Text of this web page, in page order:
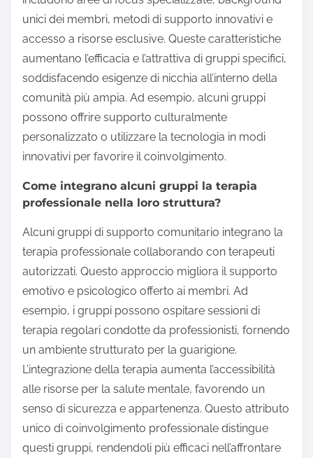
unici dei membri, metodi di supporto innovativi e
accesso a risorse esclusive. Queste caratteristiche
aumentano l’efficacia e l’attrattiva di gruppi specifici,
soddisfacendo esigenze di nicchia all’interno della
comunità più ampia. Ad esempio, alcuni gruppi
possono offrire supporto culturalmente
personalizzato o utilizzare la tecnologia in modi
innovativi per favorire il coinvolgimento.
Come integrano alcuni gruppi la terapia
professionale nella loro struttura?
Alcuni gruppi di supporto comunitario integrano la
terapia professionale collaborando con terapeuti
autorizzati. Questo approccio migliora il supporto
emotivo e psicologico offerto ai membri. Ad
esempio, i gruppi possono ospitare sessioni di
terapia regolari condotte da professionisti, fornendo
un ambiente strutturato per la guarigione.
L’integrazione della terapia aumenta l’accessibilità
alle risorse per la salute mentale, favorendo un
senso di sicurezza e appartenenza. Questo attributo
unico di coinvolgimento professionale distingue
questi gruppi, rendendoli più efficaci nell’affrontare